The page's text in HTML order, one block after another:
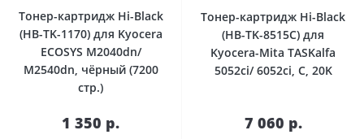
Тонер-картридж Hi-Black
(HB-TK-1170) для Kyocera
ECOSYS M2040dn/
M2540dn, чёрный (7200
стр.)
1 350 р.
Тонер-картридж Hi-Black
(HB-TK-8515C) для
Kyocera-Mita TASKalfa
5052ci/ 6052ci, C, 20K
7 060 р.